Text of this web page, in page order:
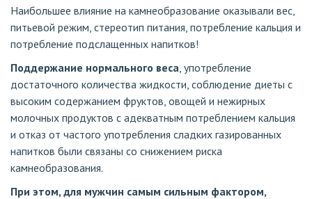
Наибольшее влияние на камнеобразование оказывали вес,
питьевой режим, стереотип питания, потребление кальция и
потребление подслащенных напитков!
Поддержание нормального веса, употребление
достаточного количества жидкости, соблюдение диеты с
высоким содержанием фруктов, овощей и нежирных
молочных продуктов с адекватным потреблением кальция
и отказ от частого употребления сладких газированных
напитков были связаны со снижением риска
камнеобразования.
При этом, для мужчин самым сильным фактором,